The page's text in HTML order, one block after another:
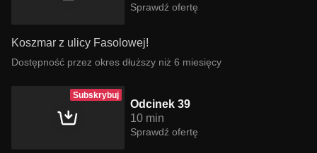
Sprawdź ofertę
Koszmar z ulicy Fasolowej!
Dostępność przez okres dłuższy niż 6 miesięcy
Subskrybuj
Odcinek 39
10 min
Sprawdź ofertę